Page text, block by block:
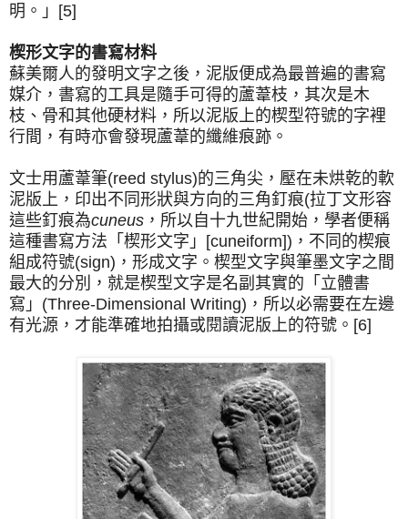
明。」[5]
楔形文字的書寫材料
蘇美爾人的發明文字之後，泥版便成為最普遍的書寫
媒介，書寫的工具是隨手可得的蘆葦枝，其次是木
枝、骨和其他硬材料，所以泥版上的楔型符號的字裡
行間，有時亦會發現蘆葦的纖維痕跡。
文士用蘆葦筆(reed stylus)的三角尖，壓在未烘乾的軟
泥版上，印出不同形狀與方向的三角釘痕(拉丁文形容
這些釘痕為cuneus ，所以自十九世紀開始，學者便稱
這種書寫方法「楔形文字」[cuneiform])，不同的楔痕
組成符號(sign)，形成文字。楔型文字與筆墨文字之間
最大的分別，就是楔型文字是名副其實的「立體書
寫」(Three-Dimensional Writing)，所以必需要在左邊
有光源，才能準確地拍攝或閱讀泥版上的符號。[6]